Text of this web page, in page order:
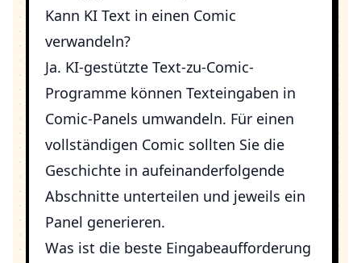
Kann KI Text in einen Comic
verwandeln?
Ja. KI-gestützte Text-zu-Comic-
Programme können Texteingaben in
Comic-Panels umwandeln. Für einen
vollständigen Comic sollten Sie die
Geschichte in aufeinanderfolgende
Abschnitte unterteilen und jeweils ein
Panel generieren.
Was ist die beste Eingabeaufforderung